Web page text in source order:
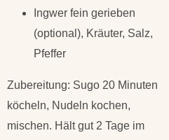
Ingwer fein gerieben
(optional), Kräuter, Salz,
Pfeffer
Zubereitung: Sugo 20 Minuten
köcheln, Nudeln kochen,
mischen. Hält gut 2 Tage im